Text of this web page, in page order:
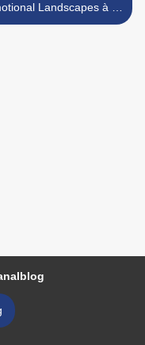
Landscapes à la
chapelle Corneille >